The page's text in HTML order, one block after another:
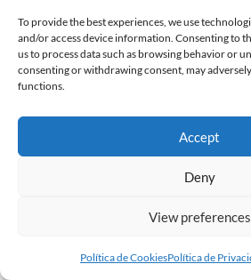
To provide the best experiences, we use
and/or access device information. Consenting to
us to process data such as browsing behavior or
consenting or withdrawing consent, may
functions.
Accept
Deny
View preferences
Política de CookiesPolítica de
L’invenzionde della
Il mondo sussulta incredulo alla
Bear, compagna di scuola di Peppa
compagne e ai compagni di classe di
gender”. Ma voglio darvi una
esiste, è […]